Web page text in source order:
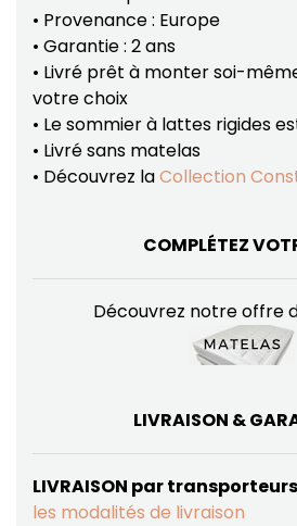
• Provenance : Europe
• Garantie : 2 ans
• Livré prêt à monter soi-
votre choix
• Le sommier à lattes rigides
• Livré sans matelas
• Découvrez laCollection
COMPLÉTEZ
Découvrez notre offre
LIVRAISON &
LIVRAISON par
les modalités de livraison